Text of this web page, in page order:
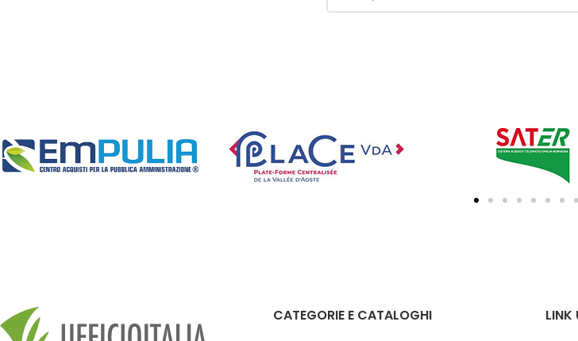
CATEGORIE E CATALOGHI LINK